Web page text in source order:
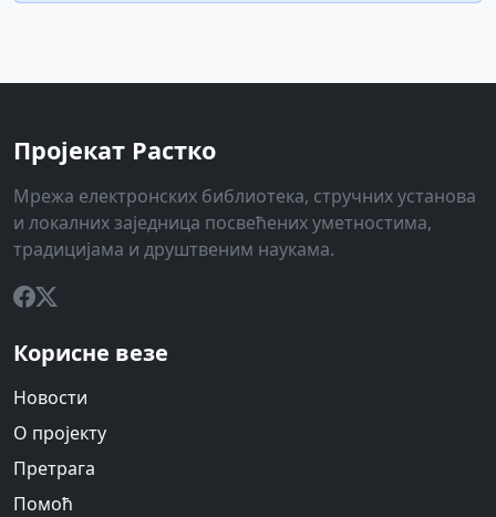
Пројекат Растко
Мрежа електронских библиотека, стручних установа
и локалних заједница посвећених уметностима,
традицијама и друштвеним наукама.
Корисне везе
Новости
О пројекту
Претрага
Помоћ